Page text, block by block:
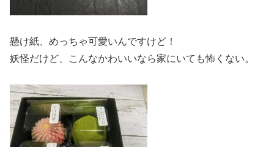
懸け紙、めっちゃ可愛いんですけど！
妖怪だけど、こんなかわいいなら家にいても怖くない。